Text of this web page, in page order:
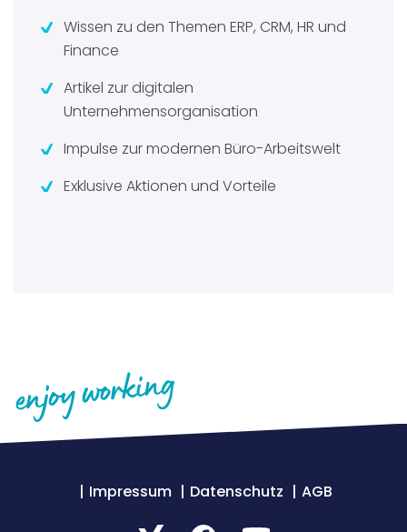
Wissen zu den Themen ERP, CRM, HR und
Finance
Artikel zur digitalen
Unternehmensorganisation
Impulse zur modernen Büro-Arbeitswelt
Exklusive Aktionen und Vorteile
Impressum Datenschutz AGB